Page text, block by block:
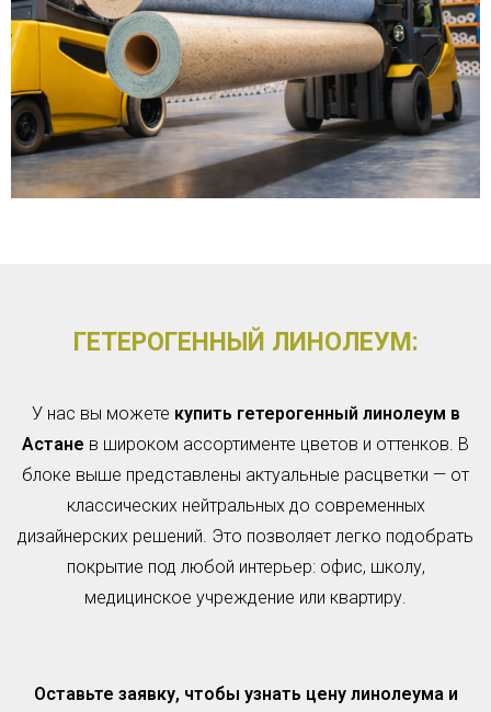
ГЕТЕРОГЕННЫЙ ЛИНОЛЕУМ:
У нас вы можете купить гетерогенный линолеум в
Астане в широком ассортименте цветов и оттенков. В
блоке выше представлены актуальные расцветки — от
классических нейтральных до современных
дизайнерских решений. Это позволяет легко подобрать
покрытие под любой интерьер: офис, школу,
медицинское учреждение или квартиру.
Оставьте заявку, чтобы узнать цену линолеума и